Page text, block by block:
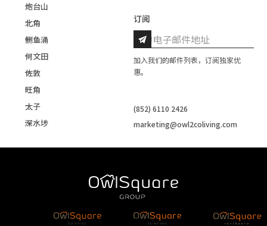
炮台山
北角
鲗鱼涌
何文田
佐敦
旺角
太子
深水埗
订阅
加入我们的邮件列表，订阅独家优
惠。
(852) 6110 2426
marketing@owl2coliving.com